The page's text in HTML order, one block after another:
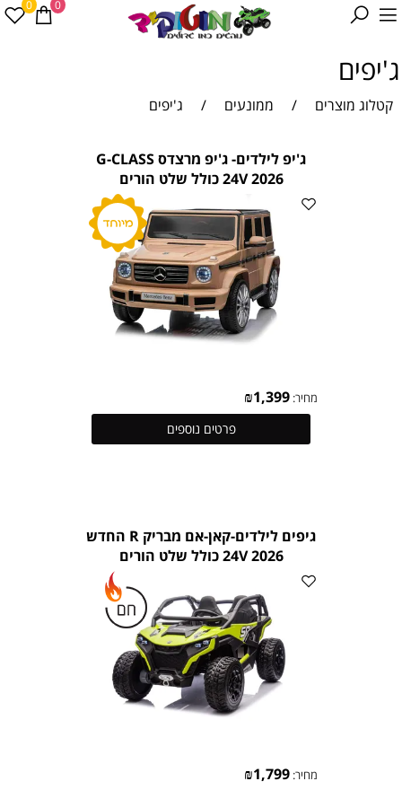
0 0
ג'יפים
קטלוג מוצרים / ממונעים / ג'יפים
ג'יפ לילדים- ג'יפ מרצדס G-CLASS
24V 2026 כולל שלט הורים
מחיר: ₪1,399
פרטים נוספים
גיפים לילדים-קאן-אם מבריק R החדש
2026 24V כולל שלט הורים
מחיר: ₪1,799